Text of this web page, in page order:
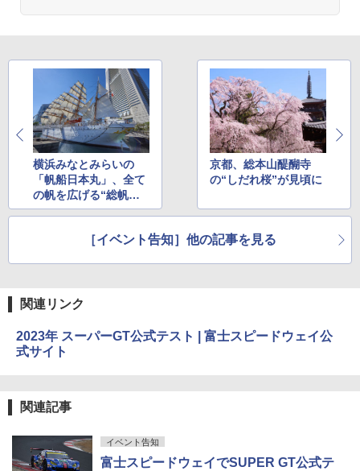
横浜みなとみらいの
「帆船日本丸」、全て
の帆を広げる“総帆展
帆”と国際信号旗を掲
京都、総本山醍醐寺
の“しだれ桜”が見頃に
［イベント告知］他の記事を見る
関連リンク
2023年 スーパーGT公式テスト | 富士スピードウェイ公
式サイト
関連記事
イベント告知
富士スピードウェイでSUPER GT公式テ